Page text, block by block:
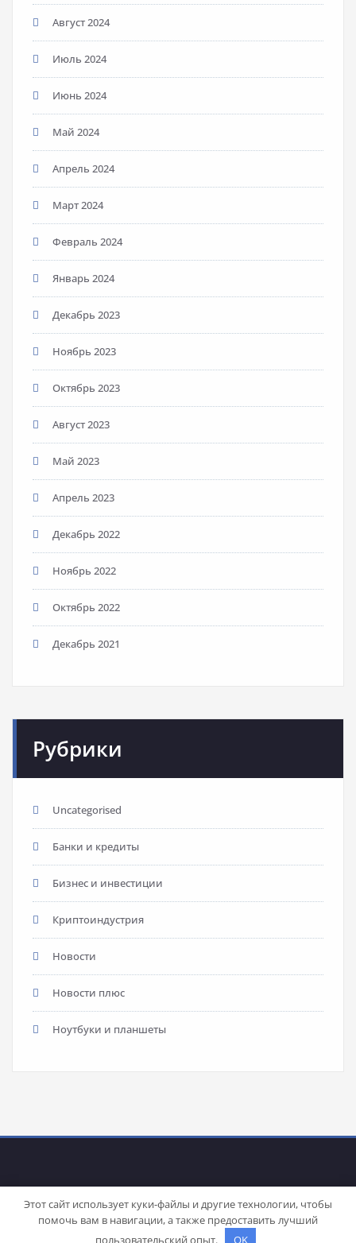
Август 2024
Июль 2024
Июнь 2024
Май 2024
Апрель 2024
Март 2024
Февраль 2024
Январь 2024
Декабрь 2023
Ноябрь 2023
Октябрь 2023
Август 2023
Май 2023
Апрель 2023
Декабрь 2022
Ноябрь 2022
Октябрь 2022
Декабрь 2021
Рубрики
Uncategorised
Банки и кредиты
Бизнес и инвестиции
Криптоиндустрия
Новости
Новости плюс
Ноутбуки и планшеты
WordPress | Theme: Stacyby SpiceThemes
Этот сайт использует куки-файлы и другие технологии, чтобы
помочь вам в навигации, а также предоставить лучший
пользовательский опыт.
OK